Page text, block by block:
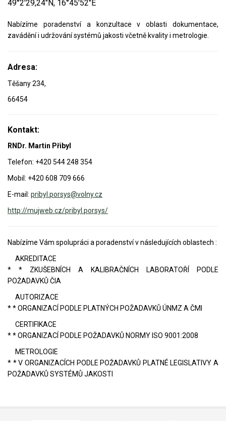
49°2'29,24"N, 16°45'52"E
Nabízíme poradenství a konzultace v oblasti dokumentace,
zavádění i udržování systémů jakosti včetně kvality i metrologie.
Adresa:
Těšany 234,
66454
Kontakt:
RNDr. Martin Přibyl
Telefon: +420 544 248 354
Mobil: +420 608 709 666
E-mail: pribyl.porsys@volny.cz
http://mujweb.cz/pribyl.porsys/
Nabízíme Vám spolupráci a poradenství v následujících oblastech :
AKREDITACE
* * ZKUŠEBNÍCH A KALIBRAČNÍCH LABORATOŘÍ PODLE
POŽADAVKŮ ČIA
AUTORIZACE
* * ORGANIZACÍ PODLE PLATNÝCH POŽADAVKŮ ÚNMZ A ČMI
CERTIFIKACE
* * ORGANIZACÍ PODLE POŽADAVKŮ NORMY ISO 9001:2008
METROLOGIE
* * V ORGANIZACÍCH PODLE POŽADAVKŮ PLATNÉ LEGISLATIVY A
POŽADAVKŮ SYSTÉMŮ JAKOSTI
Naše koně
Mapové služby
Kontakty a info
Zpravodaj
Smuteční oznámení
Odkazy